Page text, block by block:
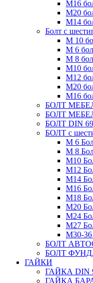
М16
М20
М14
Болт с
М 10
М 6
М 8
М10
М12
М20
М16
БОЛТ
БОЛТ
БОЛТ DIN
БОЛТ с
М 6
М 8
М10
М12
М14
М16
М18
М20
М24
М27
М30-36
БОЛТ
БОЛТ
ГАЙКИ
ГАЙКА DIN
ГАЙКА